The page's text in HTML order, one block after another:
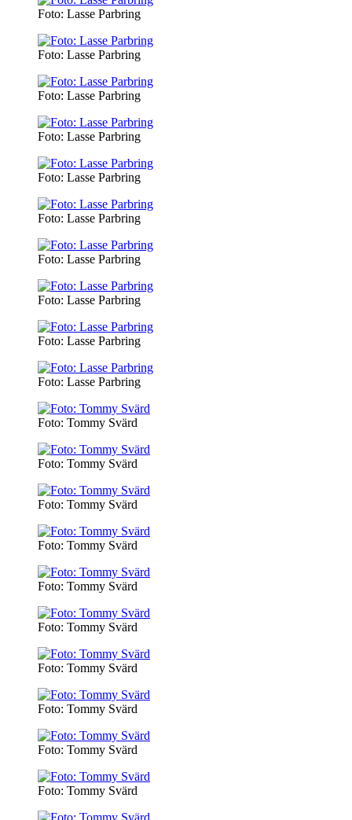
Foto: Lasse Parbring
Foto: Lasse Parbring
Foto: Lasse Parbring
Foto: Lasse Parbring
Foto: Lasse Parbring
Foto: Lasse Parbring
Foto: Lasse Parbring
Foto: Lasse Parbring
Foto: Lasse Parbring
Foto: Lasse Parbring
Foto: Tommy Svärd
Foto: Tommy Svärd
Foto: Tommy Svärd
Foto: Tommy Svärd
Foto: Tommy Svärd
Foto: Tommy Svärd
Foto: Tommy Svärd
Foto: Tommy Svärd
Foto: Tommy Svärd
Foto: Tommy Svärd